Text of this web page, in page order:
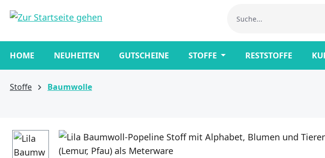
Zur Hauptnavigation springen
HOME NEUHEITEN GUTSCHEINE STOFFE RESTSTOFFE
Stoffe Baumwolle
Bildergalerie überspringen